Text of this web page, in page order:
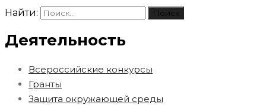
Найти:
Деятельность
Всероссийские конкурсы
Гранты
Защита окружающей среды